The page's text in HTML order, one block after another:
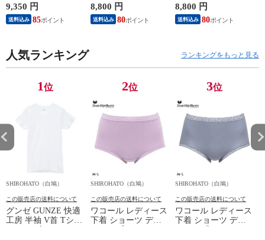
ームウェア パジャマ
リカバリーケア 7分
丈パンツ 疲労回復
9,350 円
送料込み 85
JYURYU 柔流 ジュウ
リュウ メンズ トッ
プ SML ハイネック
8,800 円
送料込み 80
サーパンツ おまかせ
3P 福袋 ショート ロ
ーライズ 3枚セット
8,800 円
送料込み 80
人気ランキング ランキングをもっと見る
1位
SHIROHATO（白鳩）
この販売店の送料について
グンゼ GUNZE 快適
工房 半袖 V首 Tシャ
ツ メンズ インナー
2位
SHIROHATO（白鳩）
この販売店の送料について
ワコール レディース
下着 ショーツ ディ
アヒップショーツ
3位
SHIROHATO（白鳩）
この販売店の送料について
ワコール レディース
下着 ショーツ ディ
アヒップショーツ